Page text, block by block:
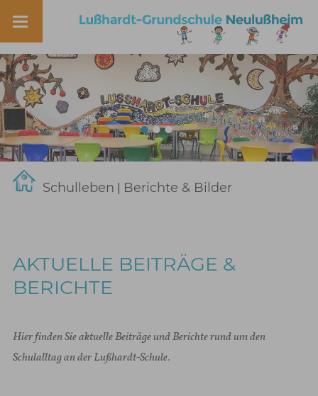
Schulleben Berichte & Bilder
AKTUELLE BEITRÄGE &
BERICHTE
Hier finden Sie aktuelle Beiträge und Berichte rund um den
Schulalltag an der Lußhardt-Schule.